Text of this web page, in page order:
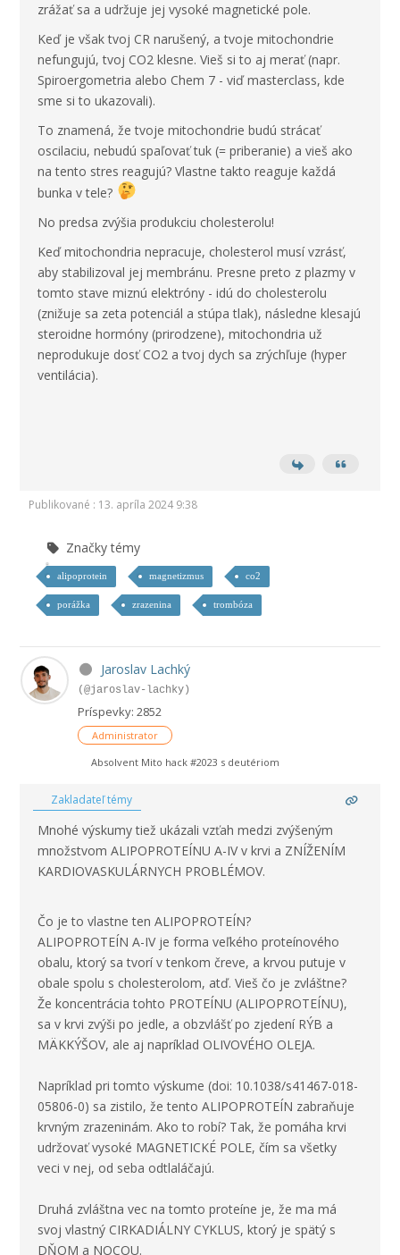
zrážať sa a udržuje jej vysoké magnetické pole.
Keď je však tvoj CR narušený, a tvoje mitochondrie
nefungujú, tvoj CO2 klesne. Vieš si to aj merať (napr.
Spiroergometria alebo Chem 7 - viď masterclass, kde
sme si to ukazovali).
To znamená, že tvoje mitochondrie budú strácať
oscilaciu, nebudú spaľovať tuk (= priberanie) a vieš ako
na tento stres reagujú? Vlastne takto reaguje každá
bunka v tele?
No predsa zvýšia produkciu cholesterolu!
Keď mitochondria nepracuje, cholesterol musí vzrásť,
aby stabilizoval jej membránu. Presne preto z plazmy v
tomto stave miznú elektróny - idú do cholesterolu
(znižuje sa zeta potenciál a stúpa tlak), následne klesajú
steroidne hormóny (prirodzene), mitochondria už
neprodukuje dosť CO2 a tvoj dych sa zrýchľuje (hyper
ventilácia).
Publikované : 13. apríla 2024 9:38
Značky témy
alipoprotein magnetizmus co2
porážka zrazenina trombóza
Jaroslav Lachký
(@jaroslav-lachky)
Príspevky: 2852
Administrator
Absolvent Mito hack #2023 s deutériom
Zakladateľ témy
Mnohé výskumy tiež ukázali vzťah medzi zvýšeným
množstvom ALIPOPROTEÍNU A-IV v krvi a ZNÍŽENÍM
KARDIOVASKULÁRNYCH PROBLÉMOV.
Čo je to vlastne ten ALIPOPROTEÍN?
ALIPOPROTEÍN A-IV je forma veľkého proteínového
obalu, ktorý sa tvorí v tenkom čreve, a krvou putuje v
obale spolu s cholesterolom, atď. Vieš čo je zvláštne?
Že koncentrácia tohto PROTEÍNU (ALIPOPROTEÍNU),
sa v krvi zvýši po jedle, a obzvlášť po zjedení RÝB a
MÄKKÝŠOV, ale aj napríklad OLIVOVÉHO OLEJA.
Napríklad pri tomto výskume (doi: 10.1038/s41467-018-
05806-0) sa zistilo, že tento ALIPOPROTEÍN zabraňuje
krvným zrazeninám. Ako to robí? Tak, že pomáha krvi
udržovať vysoké MAGNETICKÉ POLE, čím sa všetky
veci v nej, od seba odtlaláčajú.
Druhá zvláštna vec na tomto proteíne je, že ma má
svoj vlastný CIRKADIÁLNY CYKLUS, ktorý je spätý s
DŇOM a NOCOU.